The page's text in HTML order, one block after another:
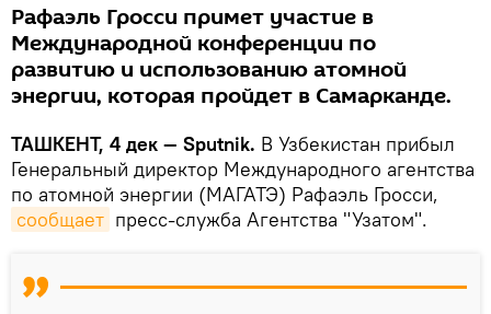
Рафаэль Гросси примет участие в
Международной конференции по
развитию и использованию атомной
энергии, которая пройдет в Самарканде.
ТАШКЕНТ, 4 дек — Sputnik. В Узбекистан прибыл
Генеральный директор Международного агентства
по атомной энергии (МАГАТЭ) Рафаэль Гросси,
сообщает пресс-служба Агентства "Узатом".